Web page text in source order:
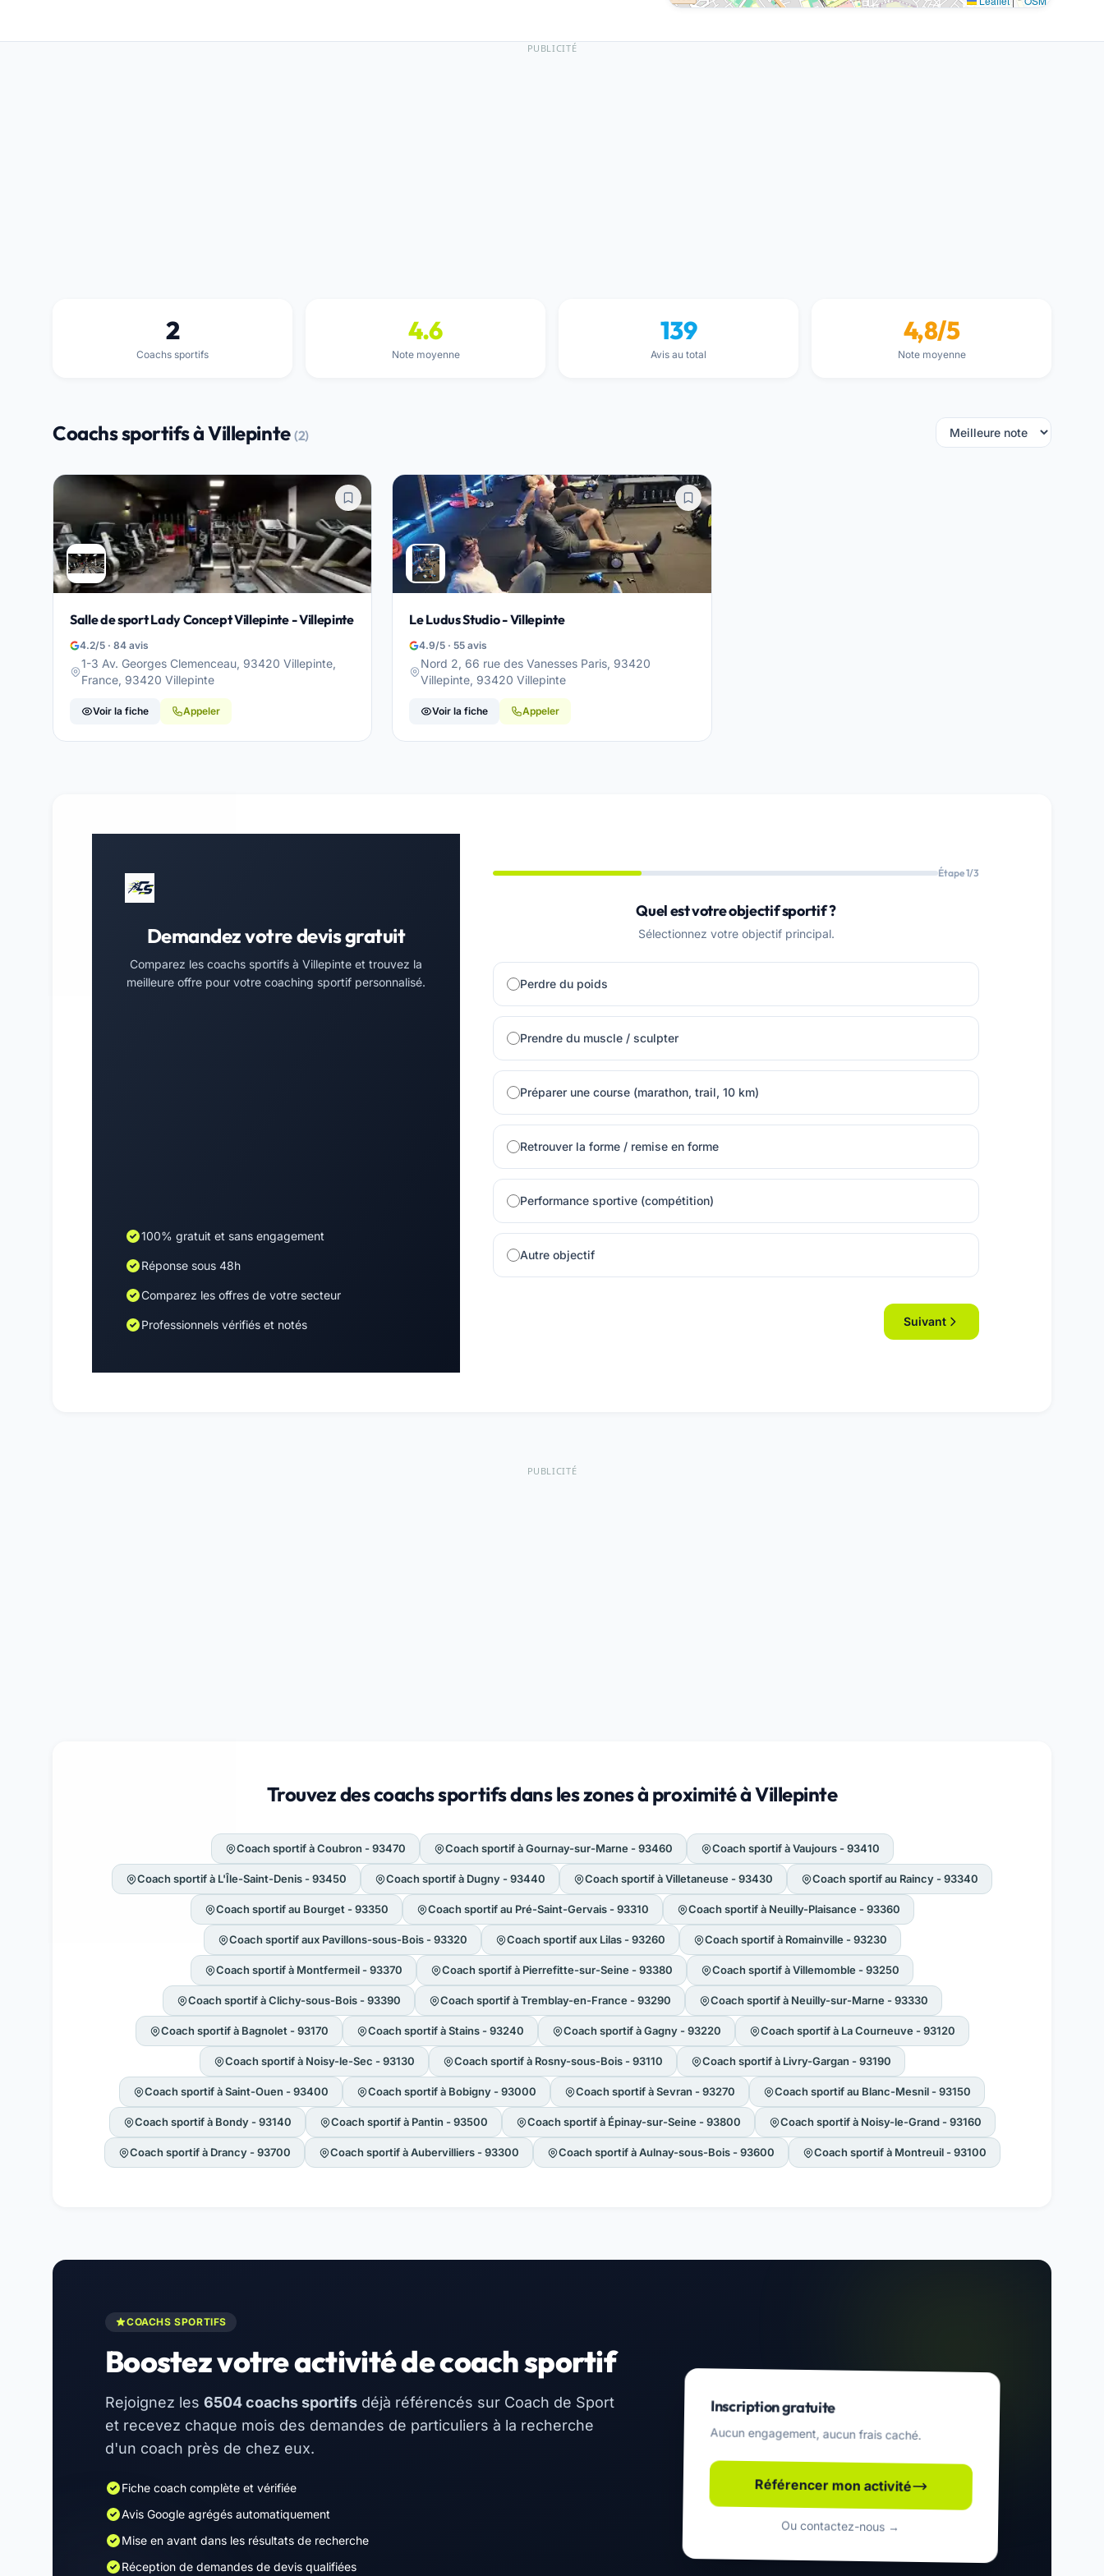
PUBLICITÉ
2
Coachs sportifs
4.6
Note moyenne
139
Avis au total
4,8/5
Note moyenne
Coachs sportifs à Villepinte(2)
Salle de sport Lady Concept Villepinte - Villepinte
4.2/5 · 84 avis
1-3 Av. Georges Clemenceau, 93420 Villepinte,
France, 93420 Villepinte
Voir la fiche Appeler
Le Ludus Studio - Villepinte
4.9/5 · 55 avis
Nord 2, 66 rue des Vanesses Paris, 93420
Villepinte, 93420 Villepinte
Voir la fiche Appeler
Demandez votre devis gratuit
Comparez les coachs sportifs à Villepinte et trouvez la
meilleure offre pour votre coaching sportif personnalisé.
100% gratuit et sans engagement
Réponse sous 48h
Comparez les offres de votre secteur
Professionnels vérifiés et notés
Étape 1/3
Quel est votre objectif sportif ?
Sélectionnez votre objectif principal.
Perdre du poids
Prendre du muscle / sculpter
Préparer une course (marathon, trail, 10 km)
Retrouver la forme / remise en forme
Performance sportive (compétition)
Autre objectif
Suivant
PUBLICITÉ
Trouvez des coachs sportifs dans les zones à proximité à Villepinte
Coach sportif à Coubron - 93470 Coach sportif à Gournay-sur-Marne - 93460 Coach sportif à Vaujours - 93410
Coach sportif à L'Île-Saint-Denis - 93450 Coach sportif à Dugny - 93440 Coach sportif à Villetaneuse - 93430 Coach sportif au Raincy - 93340
Coach sportif au Bourget - 93350 Coach sportif au Pré-Saint-Gervais - 93310 Coach sportif à Neuilly-Plaisance - 93360
Coach sportif aux Pavillons-sous-Bois - 93320 Coach sportif aux Lilas - 93260 Coach sportif à Romainville - 93230
Coach sportif à Montfermeil - 93370 Coach sportif à Pierrefitte-sur-Seine - 93380 Coach sportif à Villemomble - 93250
Coach sportif à Clichy-sous-Bois - 93390 Coach sportif à Tremblay-en-France - 93290 Coach sportif à Neuilly-sur-Marne - 93330
Coach sportif à Bagnolet - 93170 Coach sportif à Stains - 93240 Coach sportif à Gagny - 93220 Coach sportif à La Courneuve - 93120
Coach sportif à Noisy-le-Sec - 93130 Coach sportif à Rosny-sous-Bois - 93110 Coach sportif à Livry-Gargan - 93190
Coach sportif à Saint-Ouen - 93400 Coach sportif à Bobigny - 93000 Coach sportif à Sevran - 93270 Coach sportif au Blanc-Mesnil - 93150
Coach sportif à Bondy - 93140 Coach sportif à Pantin - 93500 Coach sportif à Épinay-sur-Seine - 93800 Coach sportif à Noisy-le-Grand - 93160
Coach sportif à Drancy - 93700 Coach sportif à Aubervilliers - 93300 Coach sportif à Aulnay-sous-Bois - 93600 Coach sportif à Montreuil - 93100
COACHS SPORTIFS
Boostez votre activité de coach sportif
Rejoignez les 6504 coachs sportifs déjà référencés sur Coach de Sport
et recevez chaque mois des demandes de particuliers à la recherche
d'un coach près de chez eux.
Fiche coach complète et vérifiée
Avis Google agrégés automatiquement
Mise en avant dans les résultats de recherche
Réception de demandes de devis qualifiées
Inscription gratuite
Aucun engagement, aucun frais caché.
Référencer mon activité
Ou contactez-nous →